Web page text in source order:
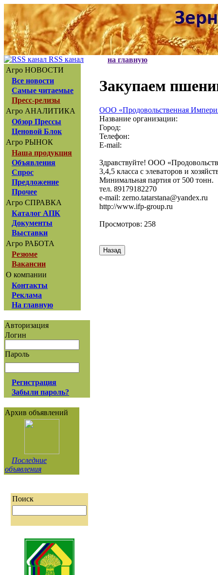
RSS канал
Агро НОВОСТИ
Все новости
Самые читаемые
Пресс-релизы
Агро АНАЛИТИКА
Обзор Прессы
Ценовой Блок
Агро РЫНОК
Наша продукция
Объявления
Спрос
Предложение
Прочее
Агро СПРАВКА
Каталог АПК
Документы
Выставки
Агро РАБОТА
Резюме
Вакансии
О компании
Контакты
Реклама
На главную
Авторизация
Логин
Пароль
Регистрация
Забыли пароль?
Архив объявлений
Последние
объявления
Поиск
на главную
Закупаем
ООО «Продовольственная
Название организации:
Город:
Телефон:
E-mail:
Здравствуйте! ООО
3,4,5 класса с элеваторов и
Минимальная партия от 500 тонн.
тел. 89179182270
e-mail: zerno.tatarstana@yandex.ru
http://www.ifp-group.ru
Просмотров: 258